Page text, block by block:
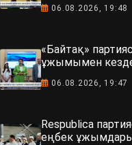
06.08.2026, 19:48
«Байтақ»
ұжымымен
06.08.2026, 19:47
Respublica
еңбек